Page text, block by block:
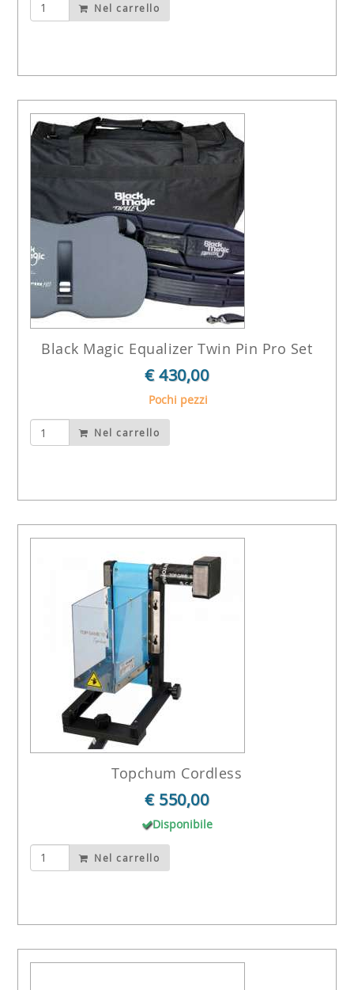
Nel carrello
Black Magic Equalizer Twin Pin Pro Set
€ 430,00
Pochi pezzi
Nel carrello
Topchum Cordless
€ 550,00
Disponibile
Nel carrello